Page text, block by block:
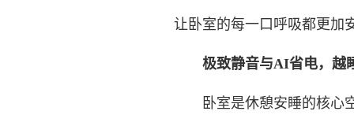
让卧室的每一口呼吸都更加
极致静音与AI省电，越
卧室是休憩安睡的核心空